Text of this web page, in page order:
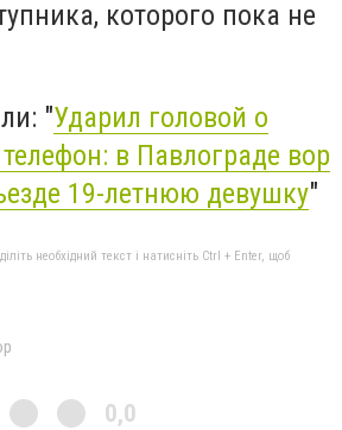
которого пока не
"Ударил головой о
в Павлограде вор
19-летнюю девушку"
необхідний текст і натисніть Ctrl + Enter, щоб
0,0